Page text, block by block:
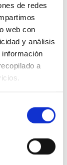
de redes
web con
y análisis
a
Aquí te
reales:
permite
automatizar
de